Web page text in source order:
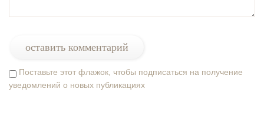
Поставьте этот флажок, чтобы подписаться на получение
уведомлений о новых публикациях